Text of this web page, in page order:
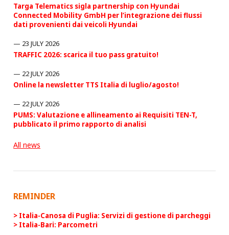
Targa Telematics sigla partnership con Hyundai
Connected Mobility GmbH per l’integrazione dei flussi
dati provenienti dai veicoli Hyundai
23 JULY 2026
TRAFFIC 2026: scarica il tuo pass gratuito!
22 JULY 2026
Online la newsletter TTS Italia di luglio/agosto!
22 JULY 2026
PUMS: Valutazione e allineamento ai Requisiti TEN-T,
pubblicato il primo rapporto di analisi
All news
REMINDER
Italia-Canosa di Puglia: Servizi di gestione di parcheggi
Italia-Bari: Parcometri